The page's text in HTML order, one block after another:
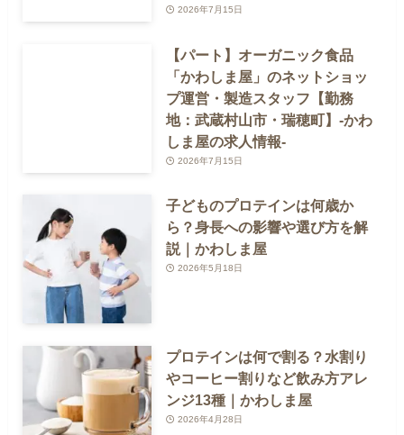
2026年7月15日
【パート】オーガニック食品
「かわしま屋」のネットショッ
プ運営・製造スタッフ【勤務
地：武蔵村山市・瑞穂町】-かわ
しま屋の求人情報-
2026年7月15日
子どものプロテインは何歳か
ら？身長への影響や選び方を解
説｜かわしま屋
2026年5月18日
プロテインは何で割る？水割り
やコーヒー割りなど飲み方アレ
ンジ13種｜かわしま屋
2026年4月28日